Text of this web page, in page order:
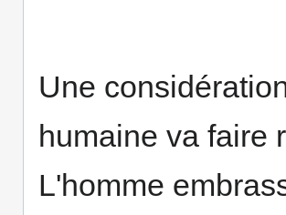
Une
humaine va faire
L'homme